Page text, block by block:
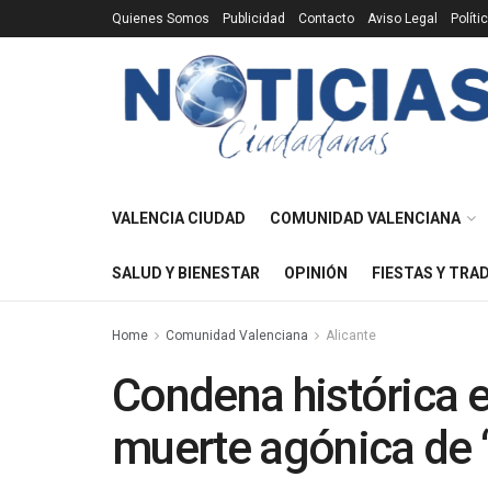
Quienes Somos Publicidad Contacto Aviso Legal
VALENCIA CIUDAD COMUNIDAD VALENCIANA
SALUD Y BIENESTAR OPINIÓN FIESTAS Y
Home Comunidad Valenciana Alicante
Condena histórica
muerte agónica de